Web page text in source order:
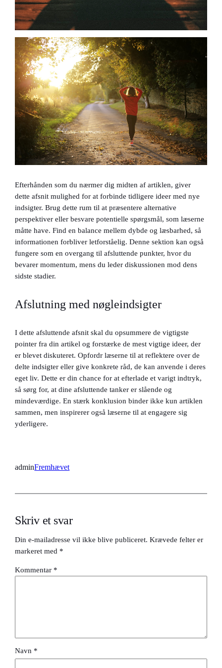
Efterhånden som du nærmer dig midten af artiklen, giver
dette afsnit mulighed for at forbinde tidligere ideer med nye
indsigter. Brug dette rum til at præsentere alternative
perspektiver eller besvare potentielle spørgsmål, som læserne
måtte have. Find en balance mellem dybde og læsbarhed, så
informationen forbliver letforståelig. Denne sektion kan også
fungere som en overgang til afsluttende punkter, hvor du
bevarer momentum, mens du leder diskussionen mod dens
sidste stadier.
Afslutning med nøgleindsigter
I dette afsluttende afsnit skal du opsummere de vigtigste
pointer fra din artikel og forstærke de mest vigtige ideer, der
er blevet diskuteret. Opfordr læserne til at reflektere over de
delte indsigter eller give konkrete råd, de kan anvende i deres
eget liv. Dette er din chance for at efterlade et varigt indtryk,
så sørg for, at dine afsluttende tanker er slående og
mindeværdige. En stærk konklusion binder ikke kun artiklen
sammen, men inspirerer også læserne til at engagere sig
yderligere.
adminFremhævet
Skriv et svar
Din e-mailadresse vil ikke blive publiceret. Krævede felter er
markeret med *
Kommentar *
Navn *